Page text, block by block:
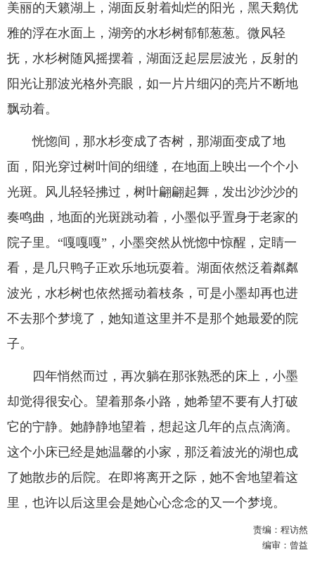
美丽的天籁湖上，湖面反射着灿烂的阳光，黑天鹅优
雅的浮在水面上，湖旁的水杉树郁郁葱葱。微风轻
抚，水杉树随风摇摆着，湖面泛起层层波光，反射的
阳光让那波光格外亮眼，如一片片细闪的亮片不断地
飘动着。
恍惚间，那水杉变成了杏树，那湖面变成了地
面，阳光穿过树叶间的细缝，在地面上映出一个个小
光斑。风儿轻轻拂过，树叶翩翩起舞，发出沙沙沙的
奏鸣曲，地面的光斑跳动着，小墨似乎置身于老家的
院子里。“嘎嘎嘎”，小墨突然从恍惚中惊醒，定睛一
看，是几只鸭子正欢乐地玩耍着。湖面依然泛着粼粼
波光，水杉树也依然摇动着枝条，可是小墨却再也进
不去那个梦境了，她知道这里并不是那个她最爱的院
子。
四年悄然而过，再次躺在那张熟悉的床上，小墨
却觉得很安心。望着那条小路，她希望不要有人打破
它的宁静。她静静地望着，想起这几年的点点滴滴。
这个小床已经是她温馨的小家，那泛着波光的湖也成
了她散步的后院。在即将离开之际，她不舍地望着这
里，也许以后这里会是她心心念念的又一个梦境。
责编：程访然
编审：曾益